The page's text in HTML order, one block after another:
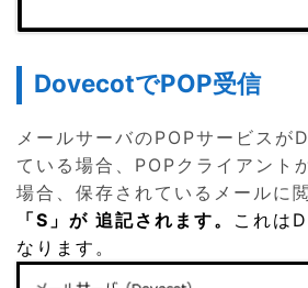
DovecotでPOP受信
メールサーバのPOPサービス
ている場合、POPクライアント
場合、保存されているメールに
「S」が 追記されます。 これは
なります。